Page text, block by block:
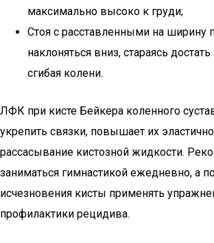
максимально высоко к груди;
Стоя с расставленными на ширину
наклоняться вниз, стараясь
сгибая колени.
ЛФК при кисте Бейкера коленного
укрепить связки, повышает их
рассасывание кистозной жидкости.
заниматься гимнастикой ежедневно, а
исчезновения кисты применять
профилактики рецидива.